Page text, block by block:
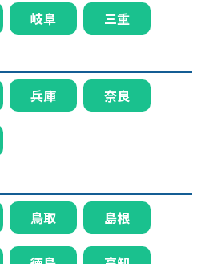
岐阜
三重
兵庫 奈良
鳥取 島根